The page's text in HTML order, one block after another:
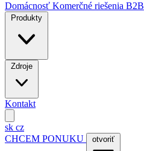
Domácnosť Komerčné riešenia B2B
Produkty
Zdroje
Kontakt
sk cz
CHCEM PONUKU
otvoriť